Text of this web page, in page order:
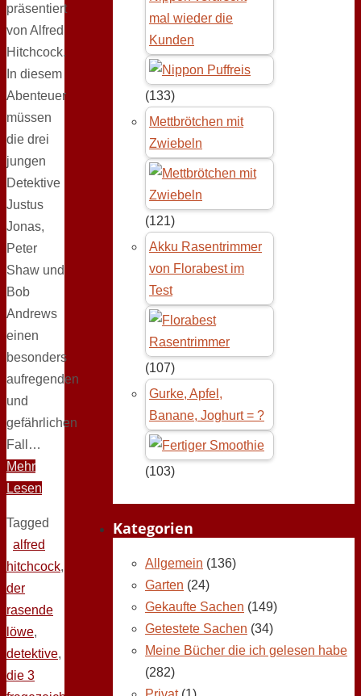
präsentiert
von Alfred
Hitchcock.
In diesem
Abenteuer
müssen
die drei
jungen
Detektive
Justus
Jonas,
Peter
Shaw und
Bob
Andrews
einen
besonders
aufregenden
und
gefährlichen
Fall…
Mehr
Lesen
Tagged
alfred
hitchcock,
der
rasende
löwe,
detektive,
die 3
mal wieder die
Kunden
(133)
Mettbrötchen mit
Zwiebeln
(121)
Akku Rasentrimmer
von Florabest im
Test
(107)
Gurke, Apfel,
Banane, Joghurt = ?
(103)
Kategorien
Allgemein (136)
Garten (24)
Gekaufte Sachen (149)
Getestete Sachen (34)
Meine Bücher die ich gelesen habe
(282)